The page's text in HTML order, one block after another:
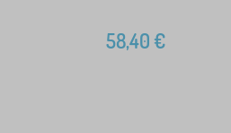
58,40€